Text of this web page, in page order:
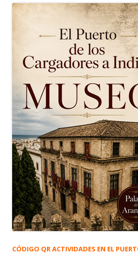
CÓDIGO QR ACTIVIDADES EN EL